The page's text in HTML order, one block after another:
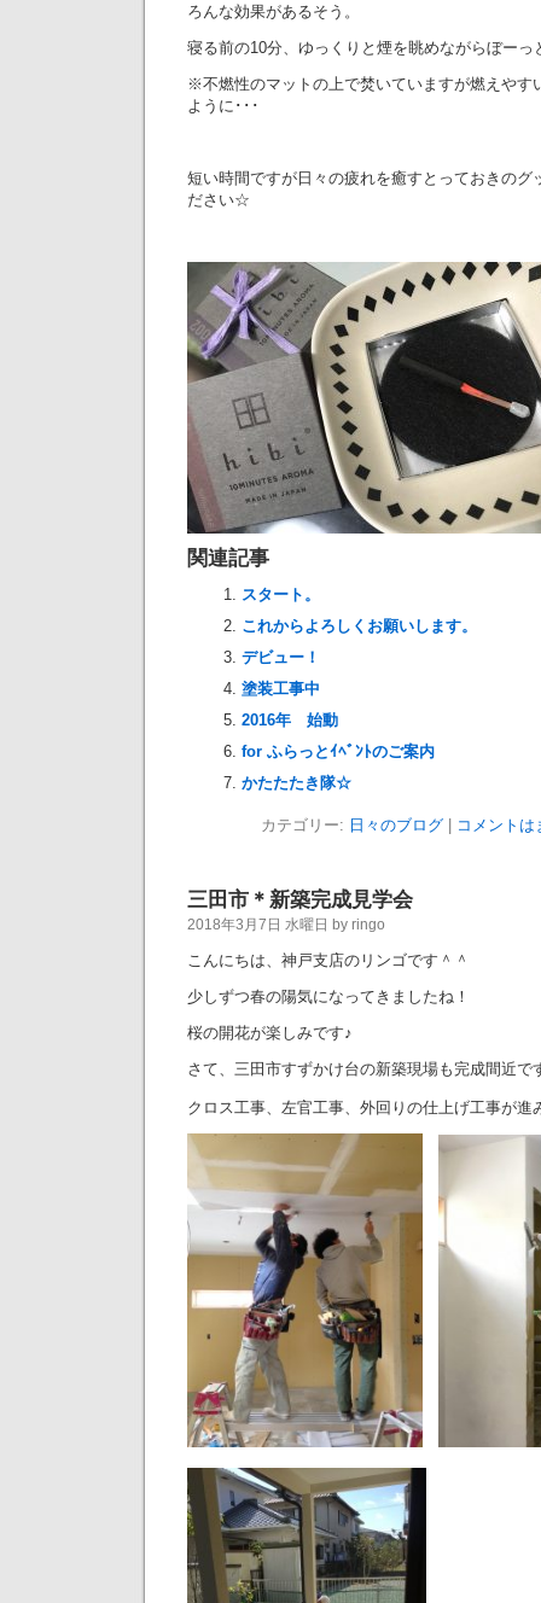
ろんな効果があるそう。
寝る前の10分、ゆっくりと煙を眺めながらぼーっ
※不燃性のマットの上で焚いていますが燃えやす
ように･･･
短い時間ですが日々の疲れを癒すとっておきのグ
ださい☆
関連記事
スタート。
これからよろしくお願いします。
デビュー！
塗装工事中
2016年 始動
for ふらっとｲﾍﾞﾝﾄのご案内
かたたたき隊☆
カテゴリー: 日々のブログ| コメントは
三田市＊新築完成見学会
2018年3月7日 水曜日 by ringo
こんにちは、神戸支店のリンゴです＾＾
少しずつ春の陽気になってきましたね！
桜の開花が楽しみです♪
さて、三田市すずかけ台の新築現場も完成間近で
クロス工事、左官工事、外回りの仕上げ工事が進